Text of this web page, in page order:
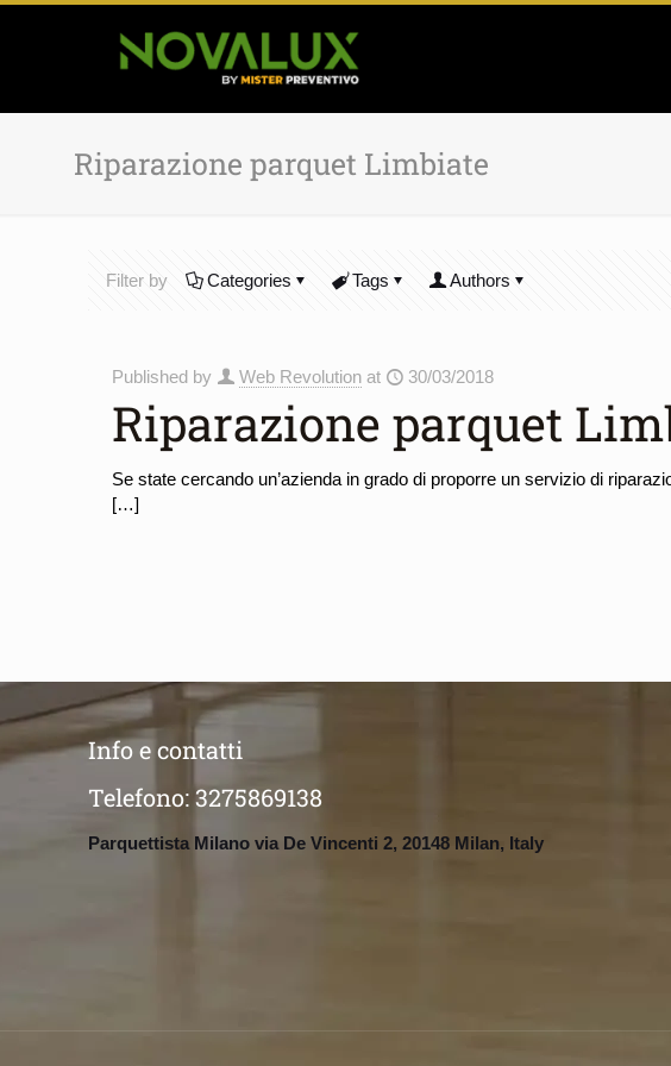
Riparazione parquet Limbiate
Filter by Categories Tags Authors
Published by Web Revolution at 30/03/2018
Riparazione parquet
Se state cercando un’azienda in grado di proporre un servizio di
[…]
Info e contatti
Telefono:3275869138
Parquettista Milano via De Vincenti 2, 20148 Milan, Italy